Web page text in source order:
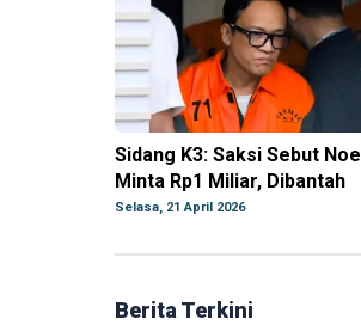
Sidang K3: Saksi Sebut Noel
Minta Rp1 Miliar, Dibantah
Selasa, 21 April 2026
Berita Terkini